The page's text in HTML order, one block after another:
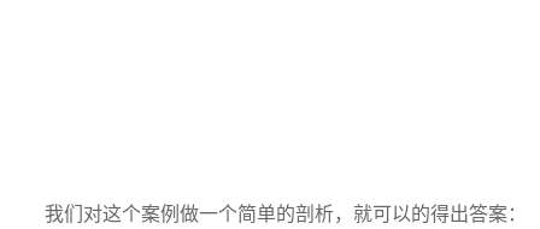
我们对这个案例做一个简单的剖析，就可以的得出答案：